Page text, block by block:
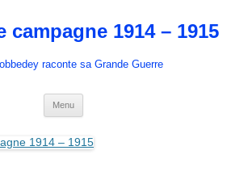
campagne 1914 – 1915
raconte sa Grande Guerre
Menu